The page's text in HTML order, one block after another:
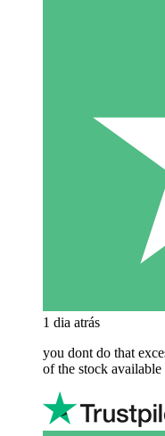
1 dia atrás
you dont do that
of the stock